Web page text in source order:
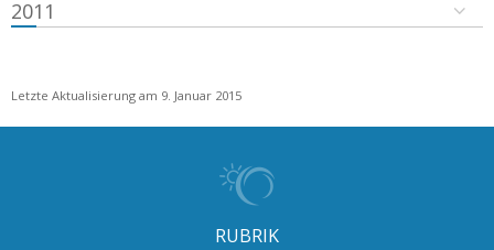
2011
Letzte Aktualisierung am 9. Januar 2015
RUBRIK